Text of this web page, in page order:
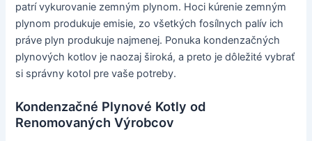
patrí vykurovanie zemným plynom. Hoci kúrenie zemným
plynom produkuje emisie, zo všetkých fosílnych palív ich
práve plyn produkuje najmenej. Ponuka kondenzačných
plynových kotlov je naozaj široká, a preto je dôležité vybrať
si správny kotol pre vaše potreby.
Kondenzačné Plynové Kotly od
Renomovaných Výrobcov